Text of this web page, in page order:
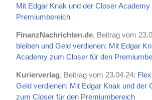
Mit Edgar Knak und der Closer
Premiumbereich
FinanzNachrichten.de, Beitrag vom
bleiben und Geld verdienen: Mit Edgar
Academy zum Closer für den
Kurierverlag, Beitrag vom 23.04.24:
Geld verdienen: Mit Edgar Knak und der
zum Closer für den Premiumbereich